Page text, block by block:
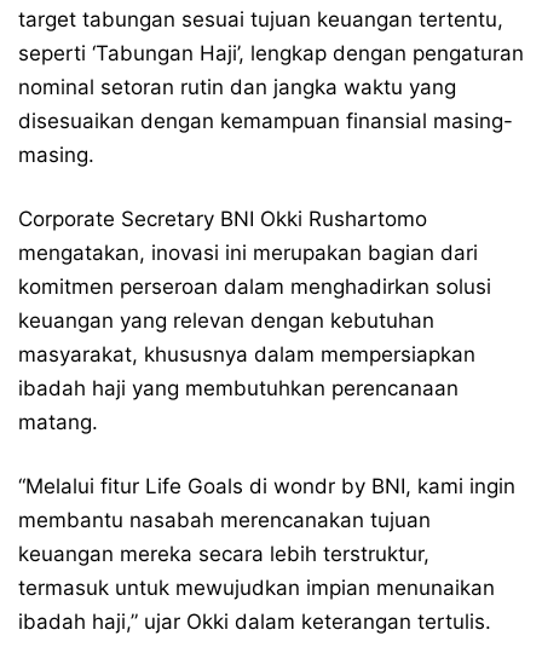
target tabungan sesuai tujuan keuangan tertentu,
seperti ‘Tabungan Haji’, lengkap dengan pengaturan
nominal setoran rutin dan jangka waktu yang
disesuaikan dengan kemampuan finansial masing-
masing.
Corporate Secretary BNI Okki Rushartomo
mengatakan, inovasi ini merupakan bagian dari
komitmen perseroan dalam menghadirkan solusi
keuangan yang relevan dengan kebutuhan
masyarakat, khususnya dalam mempersiapkan
ibadah haji yang membutuhkan perencanaan
matang.
“Melalui fitur Life Goals di wondr by BNI, kami ingin
membantu nasabah merencanakan tujuan
keuangan mereka secara lebih terstruktur,
termasuk untuk mewujudkan impian menunaikan
ibadah haji,” ujar Okki dalam keterangan tertulis.